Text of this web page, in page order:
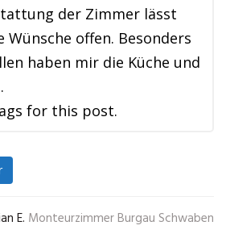
der Zimmer lässt
Wünsche offen. Besonders
haben mir die Küche und
for this post.
E. Monteurzimmer Burgau Schwaben